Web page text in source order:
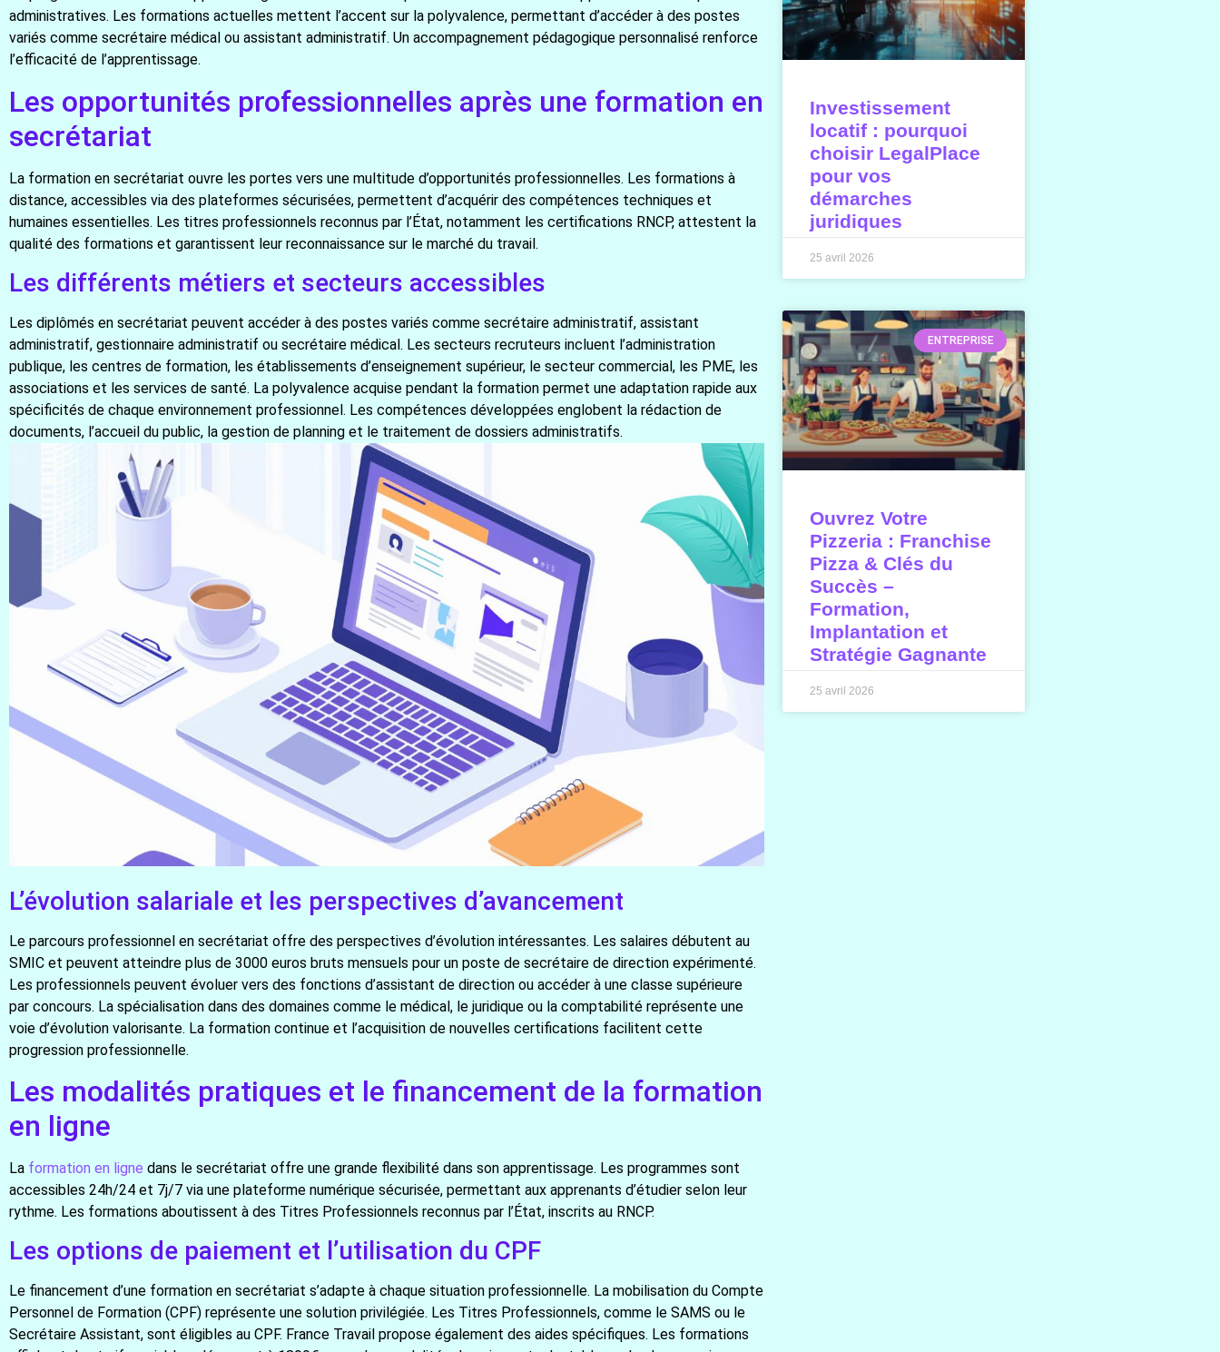
administratives. Les formations actuelles mettent l’accent sur la polyvalence, permettant d’accéder à des postes
variés comme secrétaire médical ou assistant administratif. Un accompagnement pédagogique personnalisé renforce
l’efficacité de l’apprentissage.
Les opportunités professionnelles après une formation en
secrétariat
La formation en secrétariat ouvre les portes vers une multitude d’opportunités professionnelles. Les formations à
distance, accessibles via des plateformes sécurisées, permettent d’acquérir des compétences techniques et
humaines essentielles. Les titres professionnels reconnus par l’État, notamment les certifications RNCP, attestent la
qualité des formations et garantissent leur reconnaissance sur le marché du travail.
Les différents métiers et secteurs accessibles
Les diplômés en secrétariat peuvent accéder à des postes variés comme secrétaire administratif, assistant
administratif, gestionnaire administratif ou secrétaire médical. Les secteurs recruteurs incluent l’administration
publique, les centres de formation, les établissements d’enseignement supérieur, le secteur commercial, les PME, les
associations et les services de santé. La polyvalence acquise pendant la formation permet une adaptation rapide aux
spécificités de chaque environnement professionnel. Les compétences développées englobent la rédaction de
documents, l’accueil du public, la gestion de planning et le traitement de dossiers administratifs.
L’évolution salariale et les perspectives d’avancement
Le parcours professionnel en secrétariat offre des perspectives d’évolution intéressantes. Les salaires débutent au
SMIC et peuvent atteindre plus de 3000 euros bruts mensuels pour un poste de secrétaire de direction expérimenté.
Les professionnels peuvent évoluer vers des fonctions d’assistant de direction ou accéder à une classe supérieure
par concours. La spécialisation dans des domaines comme le médical, le juridique ou la comptabilité représente une
voie d’évolution valorisante. La formation continue et l’acquisition de nouvelles certifications facilitent cette
progression professionnelle.
Les modalités pratiques et le financement de la formation
en ligne
La formation en ligne dans le secrétariat offre une grande flexibilité dans son apprentissage. Les programmes sont
accessibles 24h/24 et 7j/7 via une plateforme numérique sécurisée, permettant aux apprenants d’étudier selon leur
rythme. Les formations aboutissent à des Titres Professionnels reconnus par l’État, inscrits au RNCP.
Les options de paiement et l’utilisation du CPF
Le financement d’une formation en secrétariat s’adapte à chaque situation professionnelle. La mobilisation du Compte
Personnel de Formation (CPF) représente une solution privilégiée. Les Titres Professionnels, comme le SAMS ou le
Secrétaire Assistant, sont éligibles au CPF. France Travail propose également des aides spécifiques. Les formations
Investissement
locatif : pourquoi
choisir LegalPlace
pour vos
démarches
juridiques
25 avril 2026
ENTREPRISE
Ouvrez Votre
Pizzeria : Franchise
Pizza & Clés du
Succès –
Formation,
Implantation et
Stratégie Gagnante
25 avril 2026